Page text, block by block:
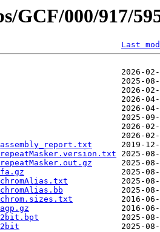
GCF/000/917/
Last
2026-
2025-
2026-
2026-
2026-
2025-
2026-
2026-
2019-
2025-
2025-
2025-
2025-
2025-
2016-
2016-
2025-